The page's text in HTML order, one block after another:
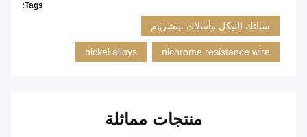
Tags:
سبائك النيكل وأسلاك نيتشروم
nichrome resistance wire
nickel alloys
منتجات مماثلة